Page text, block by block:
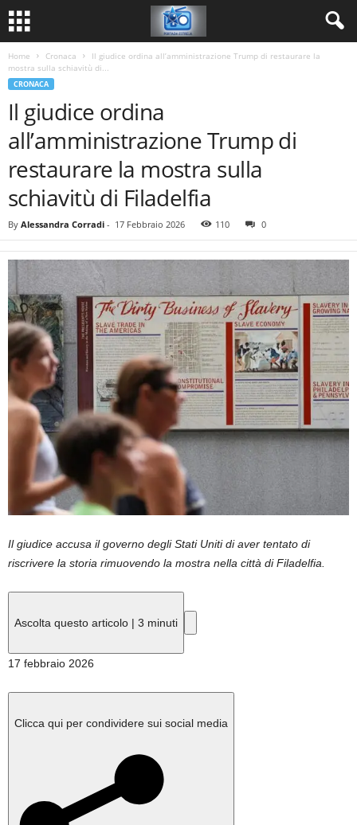
Home Cronaca
Il giudice ordina all’amministrazione Trump di restaurare la
mostra sulla schiavitù di...
CRONACA
Il giudice ordina
all’amministrazione Trump di
restaurare la mostra sulla
schiavitù di Filadelfia
By Alessandra Corradi - 17 Febbraio 2026 110 0
Il giudice accusa il governo degli Stati Uniti di aver tentato di
riscrivere la storia rimuovendo la mostra nella città di Filadelfia.
Ascolta questo articolo | 3 minuti
Pubblicato
febbraio
17 febbraio 2026
Clicca qui per condividere sui social media